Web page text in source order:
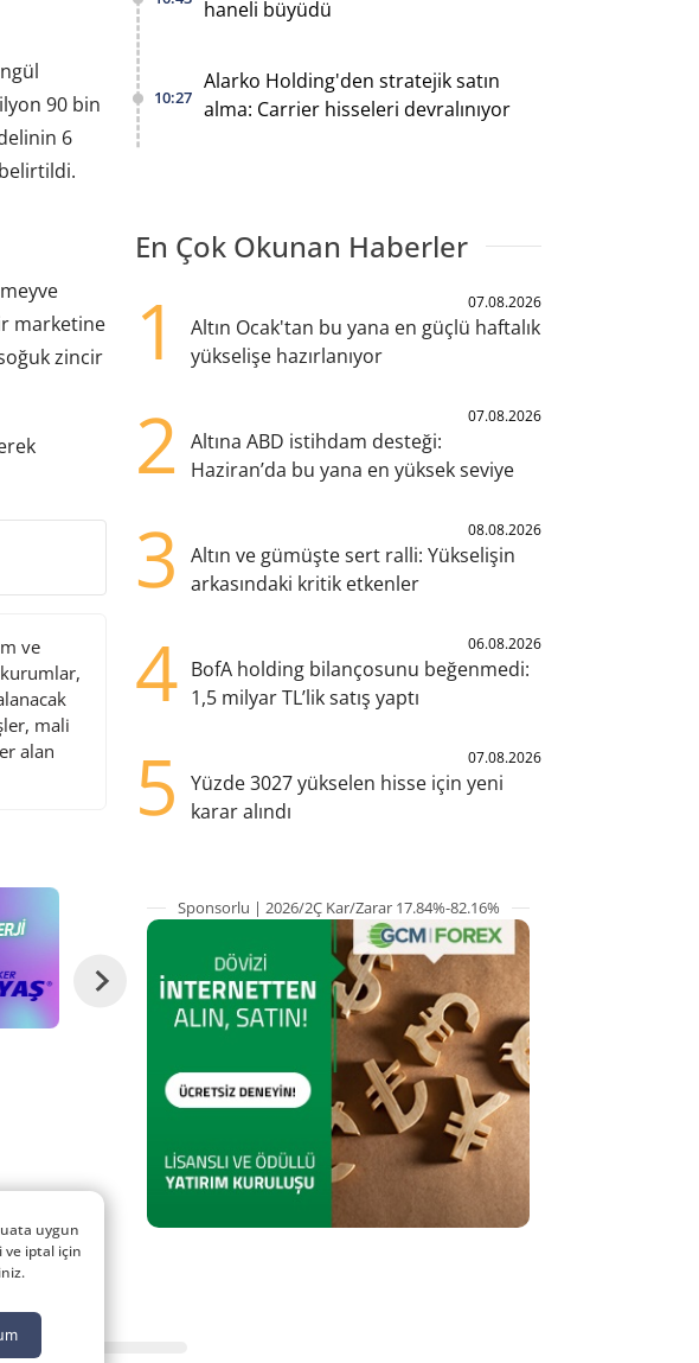
90 bin
6
marketine
zincir
ve
kurumlar,
mali
alan
haneli büyüdü
10:27
Alarko Holding'den stratejik satın
alma: Carrier hisseleri devralınıyor
En Çok Okunan Haberler
1 07.08.2026
Altın Ocak'tan bu yana en güçlü haftalık
yükselişe hazırlanıyor
2 07.08.2026
Altına ABD istihdam desteği:
Haziran’da bu yana en yüksek seviye
3 08.08.2026
Altın ve gümüşte sert ralli: Yükselişin
arkasındaki kritik etkenler
4 06.08.2026
BofA holding bilançosunu beğenmedi:
1,5 milyar TL’lik satış yaptı
5 07.08.2026
Yüzde 3027 yükselen hisse için yeni
karar alındı
Sponsorlu | 2026/2Ç Kar/Zarar 17.84%-82.16%
uygun
ve iptal için